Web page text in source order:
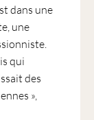
dans une
une
qui
des
»,